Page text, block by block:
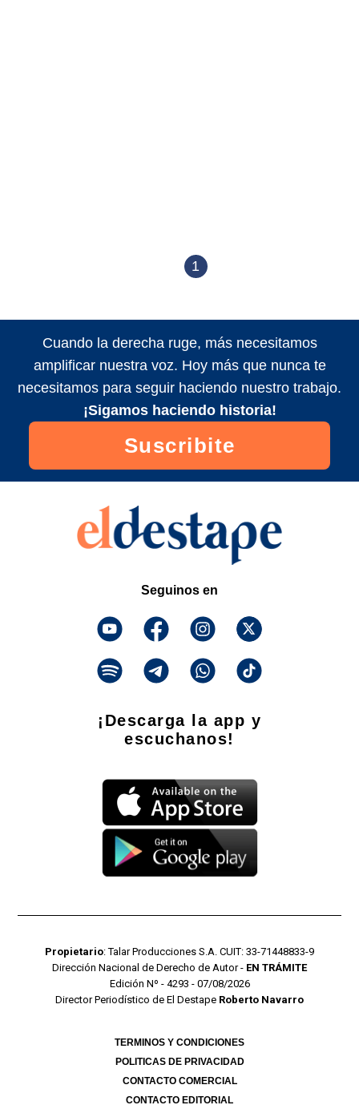
1
Cuando la derecha ruge, más necesitamos
amplificar nuestra voz. Hoy más que nunca te
necesitamos para seguir haciendo nuestro trabajo.
¡Sigamos haciendo historia!
Suscribite
Seguinos en
¡Descarga la app y
escuchanos!
Propietario: Talar Producciones S.A. CUIT: 33-71448833-9
Dirección Nacional de Derecho de Autor - EN TRÁMITE
Edición Nº - 4293 - 07/08/2026
Director Periodístico de El Destape Roberto Navarro
TERMINOS Y CONDICIONES
POLITICAS DE PRIVACIDAD
CONTACTO COMERCIAL
CONTACTO EDITORIAL